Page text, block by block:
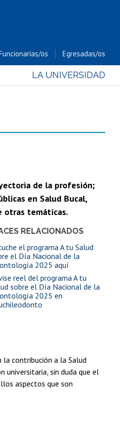
os Egresadas/os
LA UNIVERSIDAD
de la profesión;
en Salud Bucal,
otras temáticas.
RELACIONADOS
el programa A tu Salud
el Día Nacional de la
2025 aquí
reel del programa A tu
sobre el Día Nacional de la
2025 en
contribución a la Salud
universitaria, sin duda que el
aspectos que son